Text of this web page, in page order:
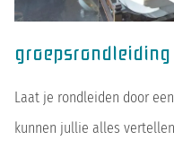
groepsrondleiding
Laat je rondleiden door
kunnen jullie alles